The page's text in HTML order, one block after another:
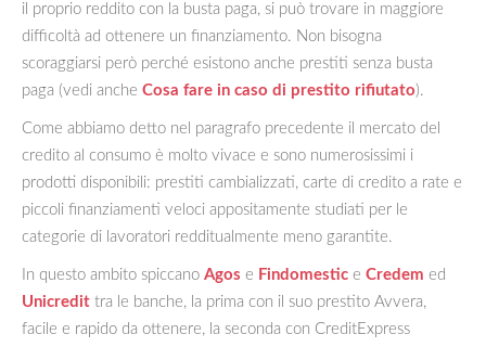
il proprio reddito con la busta paga, si può trovare in maggiore
difficoltà ad ottenere un finanziamento. Non bisogna
scoraggiarsi però perché esistono anche prestiti senza busta
paga (vedi anche Cosa fare in caso di prestito rifiutato).
Come abbiamo detto nel paragrafo precedente il mercato del
credito al consumo è molto vivace e sono numerosissimi i
prodotti disponibili: prestiti cambializzati, carte di credito a rate e
piccoli finanziamenti veloci appositamente studiati per le
categorie di lavoratori redditualmente meno garantite.
In questo ambito spiccano Agos e Findomestic e Credem ed
Unicredit tra le banche, la prima con il suo prestito Avvera,
facile e rapido da ottenere, la seconda con CreditExpress